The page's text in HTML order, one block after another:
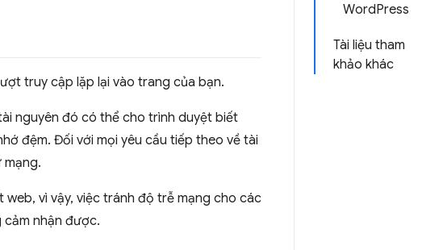
WordPress
Tài liệu tham
khảo khác
truy cập lặp lại vào trang của bạn.
nguyên đó có thể cho trình duyệt biết
đệm. Đối với mọi yêu cầu tiếp theo về tài
mạng.
vì vậy, việc tránh độ trễ mạng cho các
cảm nhận được.